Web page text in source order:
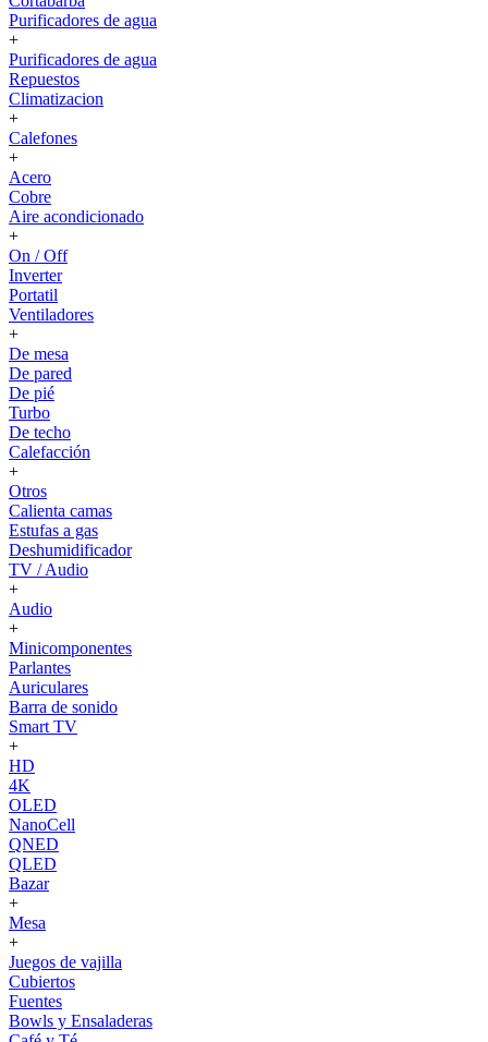
Purificadores de agua
+
Purificadores de agua
Repuestos
Climatizacion
+
Calefones
+
Acero
Cobre
Aire acondicionado
+
On / Off
Inverter
Portatil
Ventiladores
+
De mesa
De pared
De pié
Turbo
De techo
Calefacción
+
Otros
Calienta camas
Estufas a gas
Deshumidificador
TV / Audio
+
Audio
+
Minicomponentes
Parlantes
Auriculares
Barra de sonido
Smart TV
+
HD
4K
OLED
NanoCell
QNED
QLED
Bazar
+
Mesa
+
Juegos de vajilla
Cubiertos
Fuentes
Bowls y Ensaladeras